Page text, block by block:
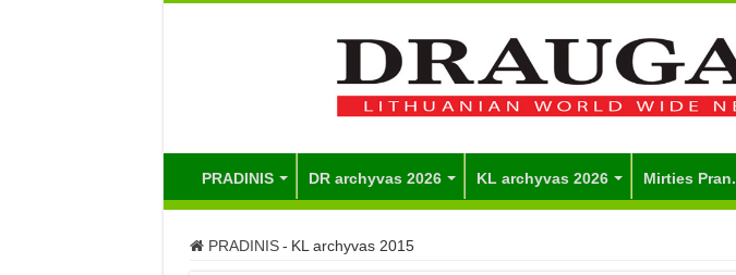
PRADINIS DR archyvas 2026 KL archyvas 2026 Mirties Pran.
PRADINIS - KL archyvas 2015